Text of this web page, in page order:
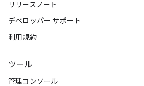
リリースノート
デベロッパー サポート
利用規約
ツール
管理コンソール